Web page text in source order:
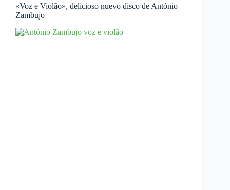
«Voz e Violão», delicioso nuevo disco de António
Zambujo